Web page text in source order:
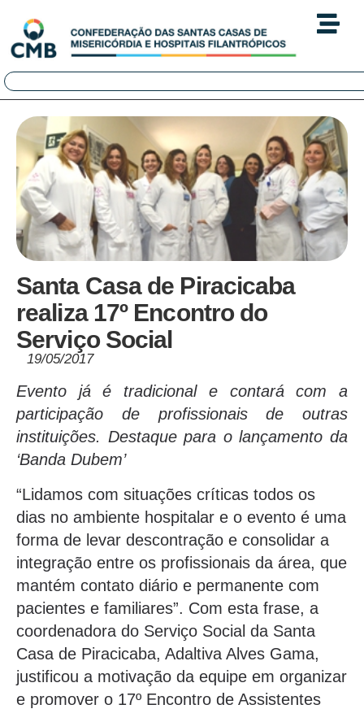
Santa Casa de Piracicaba
realiza 17º Encontro do
Serviço Social
19/05/2017
Evento já é tradicional e contará com a
participação de profissionais de outras
instituições. Destaque para o lançamento da
‘Banda Dubem’
“Lidamos com situações críticas todos os
dias no ambiente hospitalar e o evento é uma
forma de levar descontração e consolidar a
integração entre os profissionais da área, que
mantém contato diário e permanente com
pacientes e familiares”. Com esta frase, a
coordenadora do Serviço Social da Santa
Casa de Piracicaba, Adaltiva Alves Gama,
justificou a motivação da equipe em organizar
e promover o 17º Encontro de Assistentes